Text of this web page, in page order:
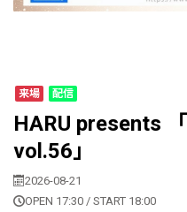
来場 配信
HARU presents
vol.56」
2026-08-21
OPEN 17:30 / START 18:00